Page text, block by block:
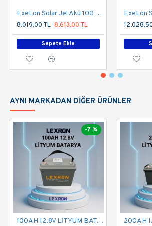
ExeLon Solar Jel Akü 100 Ah 12V Deep Cycle Uzun Ömürlü
8.019,00 TL 8.613,00 TL
Sepete Ekle
AYNI MARKADAN DIĞER ÜRÜNLER
-7 %
100AH 12.8V LİTYUM BATARYA